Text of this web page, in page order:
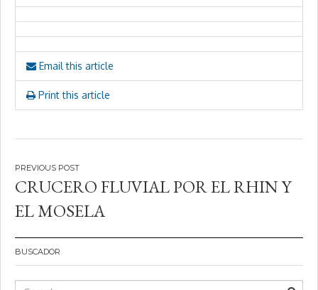
Email this article
Print this article
Navegación
de
entradas
CRUCERO FLUVIAL POR EL RHIN Y
EL MOSELA
BUSCADOR